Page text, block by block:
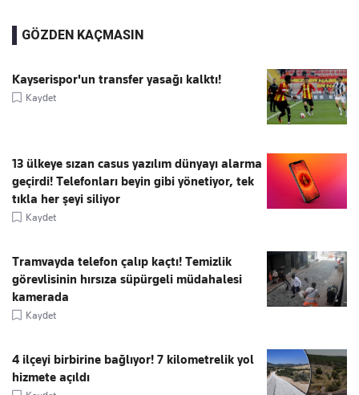
GÖZDEN KAÇMASIN
Kayserispor'un transfer yasağı kalktı!
Kaydet
13 ülkeye sızan casus yazılım dünyayı alarma
geçirdi! Telefonları beyin gibi yönetiyor, tek
tıkla her şeyi siliyor
Kaydet
Tramvayda telefon çalıp kaçtı! Temizlik
görevlisinin hırsıza süpürgeli müdahalesi
kamerada
Kaydet
4 ilçeyi birbirine bağlıyor! 7 kilometrelik yol
hizmete açıldı